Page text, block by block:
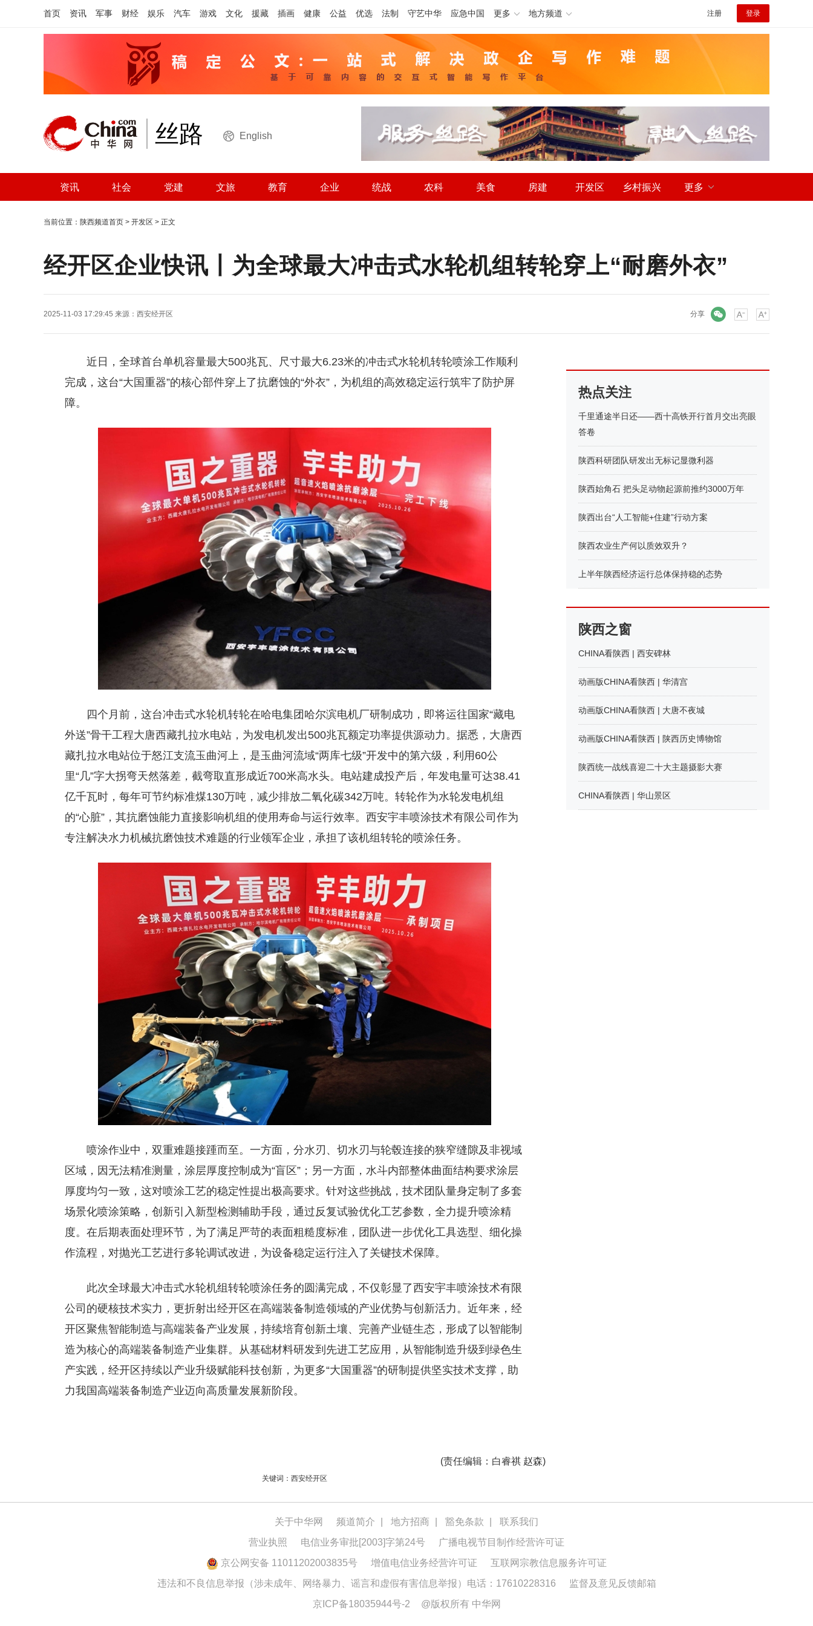
首页 资讯 军事 财经 娱乐 汽车 游戏 文化 援藏 插画 健康 公益 优选 法制 守艺中华 应急中国 更多 地方频道 注册 登录
丝路 English
资讯 社会 党建 文旅 教育 企业 统战 农科 美食 房建 开发区 乡村振兴 更多
当前位置： 陕西频道首页 > 开发区 > 正文
经开区企业快讯丨为全球最大冲击式水轮机组转轮穿上“耐磨外衣”
2025-11-03 17:29:45 来源： 西安经开区 分享
近日，全球首台单机容量最大500兆瓦、尺寸最大6.23米的冲击式水轮机转轮喷涂工作顺利
完成，这台“大国重器”的核心部件穿上了抗磨蚀的“外衣”，为机组的高效稳定运行筑牢了防护屏
障。
四个月前，这台冲击式水轮机转轮在哈电集团哈尔滨电机厂研制成功，即将运往国家“藏电
外送”骨干工程大唐西藏扎拉水电站，为发电机发出500兆瓦额定功率提供源动力。据悉，大唐西
藏扎拉水电站位于怒江支流玉曲河上，是玉曲河流域“两库七级”开发中的第六级，利用60公
里“几”字大拐弯天然落差，截弯取直形成近700米高水头。电站建成投产后，年发电量可达38.41
亿千瓦时，每年可节约标准煤130万吨，减少排放二氧化碳342万吨。转轮作为水轮发电机组
的“心脏”，其抗磨蚀能力直接影响机组的使用寿命与运行效率。西安宇丰喷涂技术有限公司作为
专注解决水力机械抗磨蚀技术难题的行业领军企业，承担了该机组转轮的喷涂任务。
喷涂作业中，双重难题接踵而至。一方面，分水刃、切水刃与轮毂连接的狭窄缝隙及非视域
区域，因无法精准测量，涂层厚度控制成为“盲区”；另一方面，水斗内部整体曲面结构要求涂层
厚度均匀一致，这对喷涂工艺的稳定性提出极高要求。针对这些挑战，技术团队量身定制了多套
场景化喷涂策略，创新引入新型检测辅助手段，通过反复试验优化工艺参数，全力提升喷涂精
度。在后期表面处理环节，为了满足严苛的表面粗糙度标准，团队进一步优化工具选型、细化操
作流程，对抛光工艺进行多轮调试改进，为设备稳定运行注入了关键技术保障。
此次全球最大冲击式水轮机组转轮喷涂任务的圆满完成，不仅彰显了西安宇丰喷涂技术有限
公司的硬核技术实力，更折射出经开区在高端装备制造领域的产业优势与创新活力。近年来，经
开区聚焦智能制造与高端装备产业发展，持续培育创新土壤、完善产业链生态，形成了以智能制
造为核心的高端装备制造产业集群。从基础材料研发到先进工艺应用，从智能制造升级到绿色生
产实践，经开区持续以产业升级赋能科技创新，为更多“大国重器”的研制提供坚实技术支撑，助
力我国高端装备制造产业迈向高质量发展新阶段。
(责任编辑 ：白睿祺 赵森)
关键词：西安经开区
热点关注
千里通途半日还——西十高铁开行首月交出亮眼
答卷
陕西科研团队研发出无标记显微利器
陕西始角石 把头足动物起源前推约3000万年
陕西出台“人工智能+住建”行动方案
陕西农业生产何以质效双升？
上半年陕西经济运行总体保持稳的态势
陕西之窗
CHINA看陕西 | 西安碑林
动画版CHINA看陕西 | 华清宫
动画版CHINA看陕西 | 大唐不夜城
动画版CHINA看陕西 | 陕西历史博物馆
陕西统一战线喜迎二十大主题摄影大赛
CHINA看陕西 | 华山景区
关于中华网 频道简介 地方招商 豁免条款
联系我们
营业执照
电信业务审批[2003]字第24号
广播电视节目制作经营许可证
京公网安备 11011202003835号
增值电信业务经营许可证
互联网宗教信息服务许可证
违法和不良信息举报（涉未成年、网络暴力、谣言和虚假有害信息举报）电话：17610228316
监督及意见反馈邮箱
京ICP备18035944号-2
@版权所有 中华网